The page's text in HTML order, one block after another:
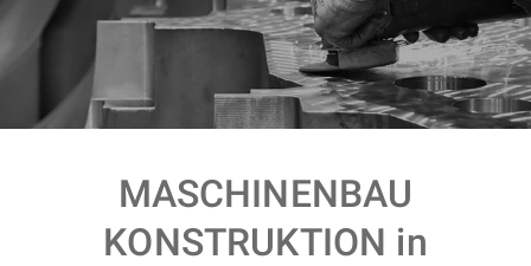
MASCHINENBAU
KONSTRUKTION in